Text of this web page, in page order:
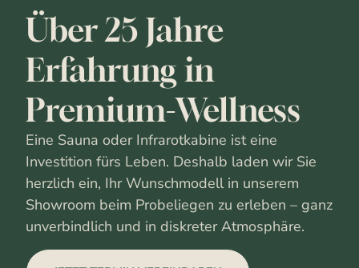
Über 25 Jahre
Erfahrung in
Premium-Wellness
Eine Sauna oder Infrarotkabine ist eine
Investition fürs Leben. Deshalb laden wir Sie
herzlich ein, Ihr Wunschmodell in unserem
Showroom beim Probeliegen zu erleben – ganz
unverbindlich und in diskreter Atmosphäre.